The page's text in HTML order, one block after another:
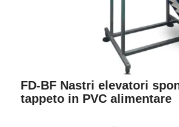
FD-BF Nastri elevatori
tappeto in PVC alimentare